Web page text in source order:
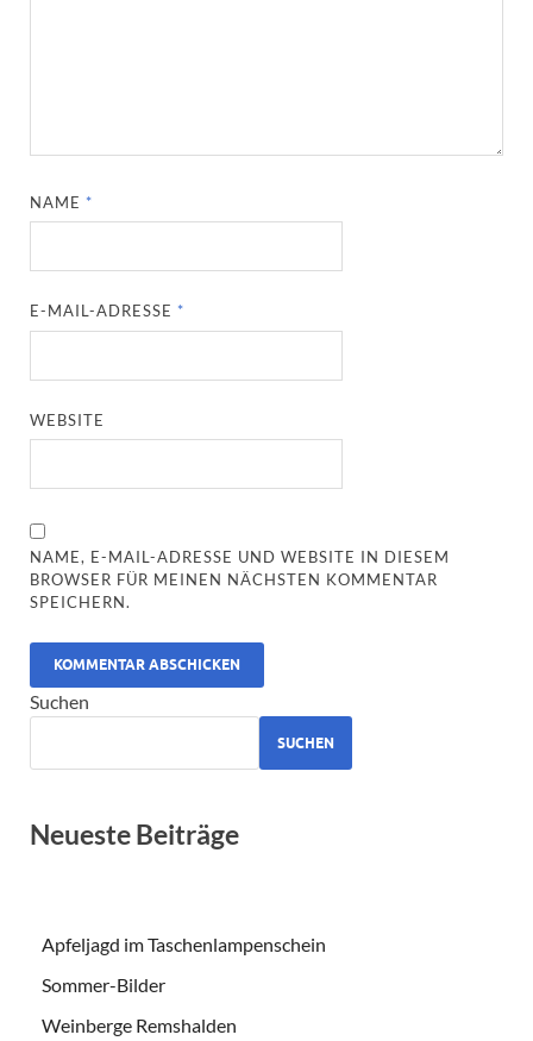
NAME *
E-MAIL-ADRESSE *
WEBSITE
NAME, E-MAIL-ADRESSE UND WEBSITE IN DIESEM
BROWSER FÜR MEINEN NÄCHSTEN KOMMENTAR
SPEICHERN.
ALTERNATIVE:
Suchen
SUCHEN
Neueste Beiträge
Apfeljagd im Taschenlampenschein
Sommer-Bilder
Weinberge Remshalden